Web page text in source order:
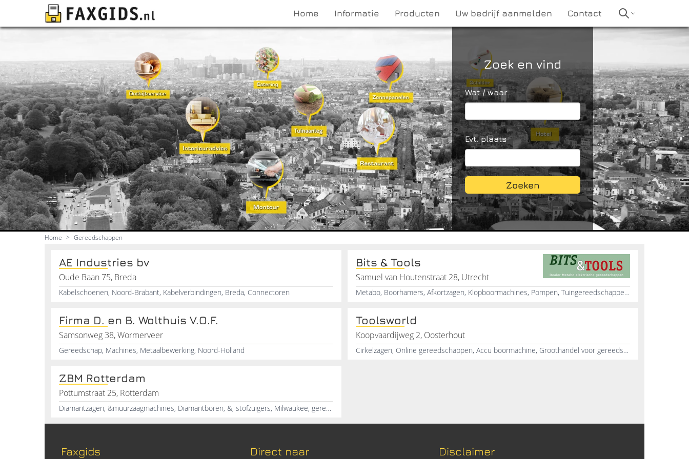
Home Informatie Producten Uw bedrijf aanmelden Contact
Zoek en vind
Wat / waar
Evt. plaats
Zoeken
Home > Gereedschappen
AE Industries bv
Oude Baan 75, Breda
Kabelschoenen, Noord-Brabant, Kabelverbindingen, Breda, Connectoren
Bits & Tools
Samuel van Houtenstraat 28, Utrecht
Metabo, Boorhamers, Afkortzagen, Klopboormachines, Pompen, Tuingereedschappen, Cirkelzagen, Compressoren, Zaagmachines, Accessoires
Firma D. en B. Wolthuis V.O.F.
Samsonweg 38, Wormerveer
Gereedschap, Machines, Metaalbewerking, Noord-Holland
Toolsworld
Koopvaardijweg 2, Oosterhout
Cirkelzagen, Online gereedschappen, Accu boormachine, Groothandel voor gereedschappen
ZBM Rotterdam
Pottumstraat 25, Rotterdam
Diamantzagen, &muurzaagmachines, Diamantboren, &, stofzuigers, Milwaukee, gereedschap, Steenzaagmachines, Diamantboormachines
Faxgids Direct naar Disclaimer